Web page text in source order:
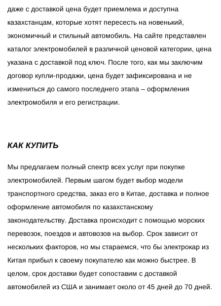
даже с доставкой цена будет приемлема и доступна
казахстанцам, которые хотят пересесть на новенький,
экономичный и стильный автомобиль. На сайте представлен
каталог электромобилей в различной ценовой категории, цена
указана с доставкой под ключ. После того, как мы заключим
договор купли-продажи, цена будет зафиксирована и не
измениться до самого последнего этапа – оформления
электромобиля и его регистрации.
КАК КУПИТЬ
Мы предлагаем полный спектр всех услуг при покупке
электромобилей. Первым шагом будет выбор модели
транспортного средства, заказ его в Китае, доставка и полное
оформление автомобиля по казахстанскому
законодательству. Доставка происходит с помощью морских
перевозок, поездов и автовозов на выбор. Срок зависит от
нескольких факторов, но мы стараемся, что бы электрокар из
Китая прибыл к своему покупателю как можно быстрее. В
целом, срок доставки будет сопоставим с доставкой
автомобилей из США и занимает около от 45 дней до 70 дней.